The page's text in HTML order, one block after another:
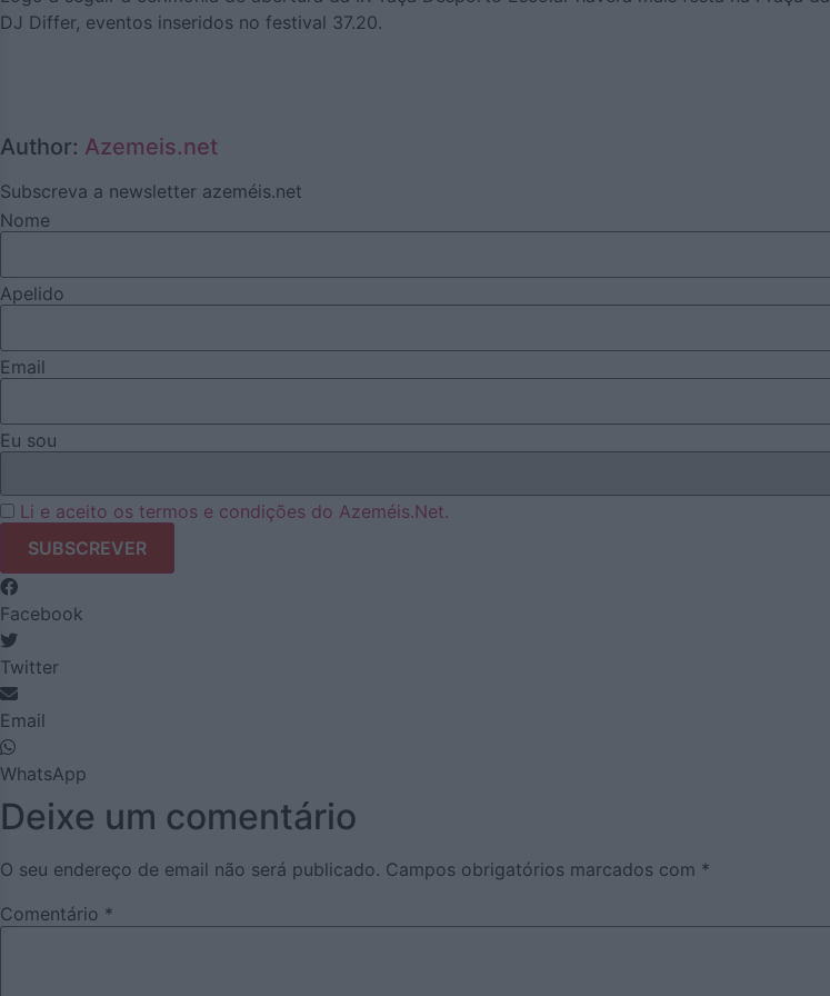
DJ Differ, eventos inseridos no festival 37.20.
Author: Azemeis.net
Subscreva a newsletter azeméis.net
Nome
Apelido
Email
Eu sou
Li e aceito os termos e condições do Azeméis.Net.
Facebook
Twitter
Email
WhatsApp
Deixe um comentário
O seu endereço de email não será publicado. Campos obrigatórios marcados com *
Comentário *